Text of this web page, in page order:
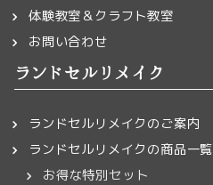
体験教室＆クラフト教室
お問い合わせ
ランドセルリメイク
ランドセルリメイクのご案内
ランドセルリメイクの商品一覧
お得な特別セット